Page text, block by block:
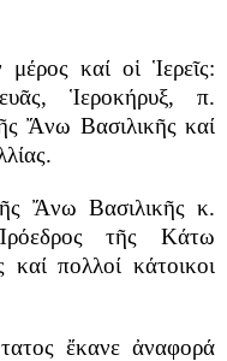
καί οἱ Ἱερεῖς:
Ἱεροκήρυξ, π.
Ἄνω Βασιλικῆς καί
Ἄνω Βασιλικῆς κ.
τῆς Κάτω
πολλοί κάτοικοι
ἔκανε ἀναφορά